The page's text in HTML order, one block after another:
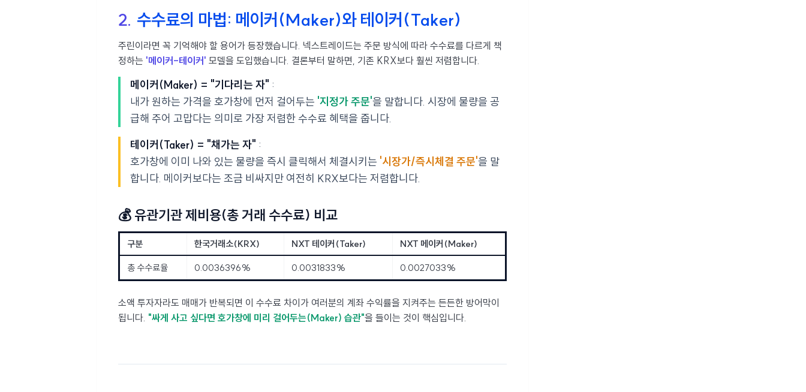
2. 수수료의 마법: 메이커(Maker)와 테이커(Taker)
주린이라면 꼭 기억해야 할 용어가 등장했습니다. 넥스트레이드는 주문 방식에 따라 수수료를 다르게 책
정하는 '메이커-테이커' 모델을 도입했습니다. 결론부터 말하면, 기존 KRX보다 훨씬 저렴합니다.
메이커(Maker) = "기다리는 자" :
내가 원하는 가격을 호가창에 먼저 걸어두는 '지정가 주문'을 말합니다. 시장에 물량을 공
급해 주어 고맙다는 의미로 가장 저렴한 수수료 혜택을 줍니다.
테이커(Taker) = "채가는 자" :
호가창에 이미 나와 있는 물량을 즉시 클릭해서 체결시키는 '시장가/즉시체결 주문'을 말
합니다. 메이커보다는 조금 비싸지만 여전히 KRX보다는 저렴합니다.
💰 유관기관 제비용(총 거래 수수료) 비교
구분 한국거래소(KRX) NXT 테이커(Taker) NXT 메이커(Maker)
총 수수료율 0.0036396% 0.0031833% 0.0027033%
소액 투자자라도 매매가 반복되면 이 수수료 차이가 여러분의 계좌 수익률을 지켜주는 든든한 방어막이
됩니다. "싸게 사고 싶다면 호가창에 미리 걸어두는(Maker) 습관"을 들이는 것이 핵심입니다.